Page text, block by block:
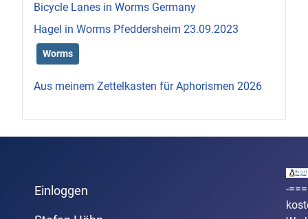
Bicycle Lanes in Worms Germany
Hagel in Worms Pfeddersheim 23.09.2023
Worms
Aus meinem Zettelkasten für Aphorismen 2026
Einloggen
-===